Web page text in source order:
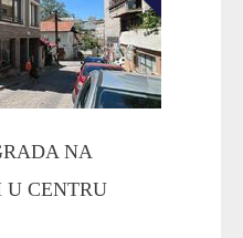
NA
U CENTRU